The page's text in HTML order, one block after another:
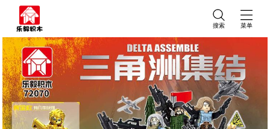
搜索 菜单